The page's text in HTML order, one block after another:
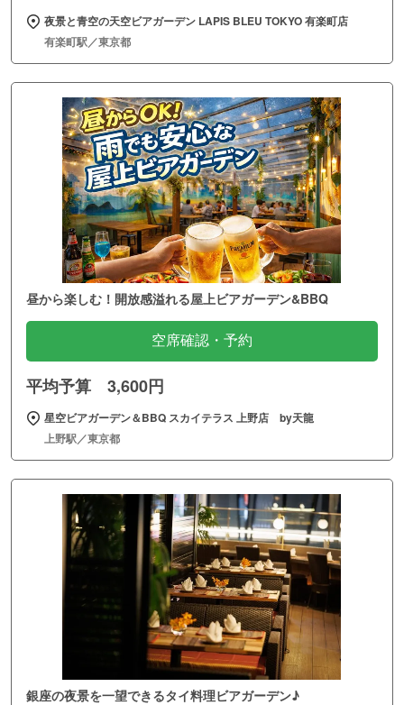
夜景と青空の天空ビアガーデン LAPIS BLEU TOKYO 有楽町店
有楽町駅／東京都
昼から楽しむ！開放感溢れる屋上ビアガーデン&BBQ
空席確認・予約
平均予算 3,600円
星空ビアガーデン＆BBQ スカイテラス 上野店 by天龍
上野駅／東京都
銀座の夜景を一望できるタイ料理ビアガーデン♪